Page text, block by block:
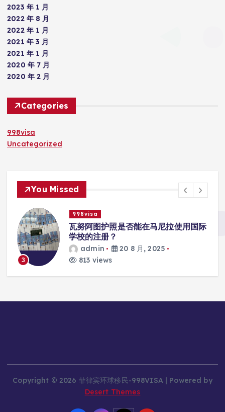
2023 年 1 月
2022 年 8 月
2022 年 1 月
2021 年 3 月
2021 年 1 月
2020 年 7 月
2020 年 2 月
Categories
998visa
Uncategorized
You Missed
3
998visa
瓦努阿图护照是否能在马尼拉使用国际
学校的注册？
admin
20 8 月, 2025
813 views
Copyright © 2026 菲律宾环球移民-998VISA | Powered by
Desert Themes